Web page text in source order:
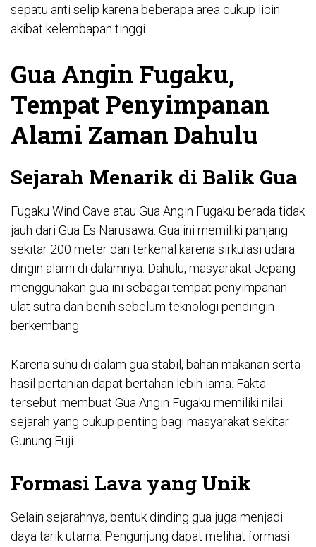
sepatu anti selip karena beberapa area cukup licin
akibat kelembapan tinggi.
Gua Angin Fugaku,
Tempat Penyimpanan
Alami Zaman Dahulu
Sejarah Menarik di Balik Gua
Fugaku Wind Cave atau Gua Angin Fugaku berada tidak
jauh dari Gua Es Narusawa. Gua ini memiliki panjang
sekitar 200 meter dan terkenal karena sirkulasi udara
dingin alami di dalamnya. Dahulu, masyarakat Jepang
menggunakan gua ini sebagai tempat penyimpanan
ulat sutra dan benih sebelum teknologi pendingin
berkembang.
Karena suhu di dalam gua stabil, bahan makanan serta
hasil pertanian dapat bertahan lebih lama. Fakta
tersebut membuat Gua Angin Fugaku memiliki nilai
sejarah yang cukup penting bagi masyarakat sekitar
Gunung Fuji.
Formasi Lava yang Unik
Selain sejarahnya, bentuk dinding gua juga menjadi
daya tarik utama. Pengunjung dapat melihat formasi